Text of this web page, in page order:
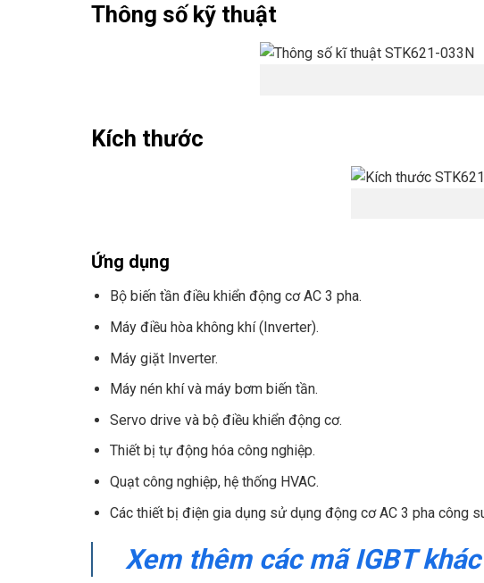
Thông số kỹ thuật
Kích thước
Ứng dụng
Bộ biến tần điều khiển động cơ AC 3 pha.
Máy điều hòa không khí (Inverter).
Máy giặt Inverter.
Máy nén khí và máy bơm biến tần.
Servo drive và bộ điều khiển động cơ.
Thiết bị tự động hóa công nghiệp.
Quạt công nghiệp, hệ thống HVAC.
Các thiết bị điện gia dụng sử dụng động cơ AC 3 pha công
Xem thêm các mã IGBT